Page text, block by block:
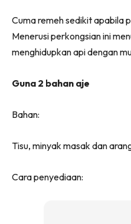
Cuma remeh sedikit apabila
Menerusi perkongsian ini
menghidupkan api dengan
Guna 2 bahan aje
Bahan:
Tisu, minyak masak dan
Cara penyediaan: